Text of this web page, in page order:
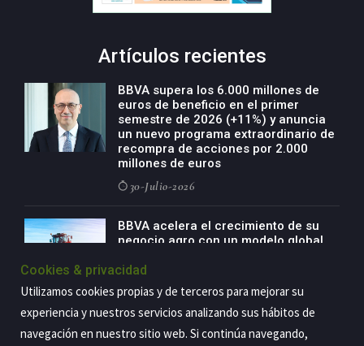
Artículos recientes
BBVA supera los 6.000 millones de
euros de beneficio en el primer
semestre de 2026 (+11%) y anuncia
un nuevo programa extraordinario de
recompra de acciones por 2.000
millones de euros
30-Julio-2026
BBVA acelera el crecimiento de su
negocio agro con un modelo global
países
29-Julio-2026
Cookies & privacidad
Utilizamos cookies propias y de terceros para mejorar su
experiencia y nuestros servicios analizando sus hábitos de
navegación en nuestro sitio web. Si continúa navegando,